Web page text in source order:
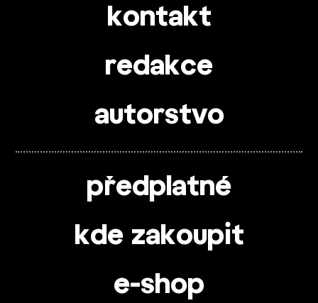
kontakt
redakce
autorstvo
předplatné
kde zakoupit
e-shop